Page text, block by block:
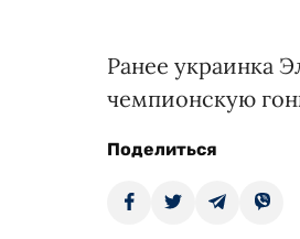
Ранее украинка
чемпионскую
Поделиться